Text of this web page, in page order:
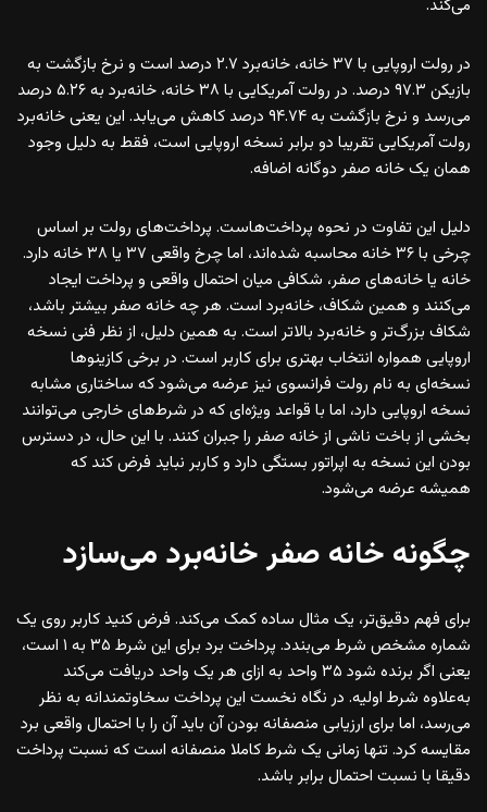
می‌کند.
در رولت اروپایی با ۳۷ خانه، خانه‌برد ۲.۷ درصد است و نرخ بازگشت به
بازیکن ۹۷.۳ درصد. در رولت آمریکایی با ۳۸ خانه، خانه‌برد به ۵.۲۶ درصد
می‌رسد و نرخ بازگشت به ۹۴.۷۴ درصد کاهش می‌یابد. این یعنی خانه‌برد
رولت آمریکایی تقریبا دو برابر نسخه اروپایی است، فقط به دلیل وجود
همان یک خانه صفر دوگانه اضافه.
دلیل این تفاوت در نحوه پرداخت‌هاست. پرداخت‌های رولت بر اساس
چرخی با ۳۶ خانه محاسبه شده‌اند، اما چرخ واقعی ۳۷ یا ۳۸ خانه دارد.
خانه یا خانه‌های صفر، شکافی میان احتمال واقعی و پرداخت ایجاد
می‌کنند و همین شکاف، خانه‌برد است. هر چه خانه صفر بیشتر باشد،
شکاف بزرگ‌تر و خانه‌برد بالاتر است. به همین دلیل، از نظر فنی نسخه
اروپایی همواره انتخاب بهتری برای کاربر است. در برخی کازینوها
نسخه‌ای به نام رولت فرانسوی نیز عرضه می‌شود که ساختاری مشابه
نسخه اروپایی دارد، اما با قواعد ویژه‌ای که در شرط‌های خارجی می‌توانند
بخشی از باخت ناشی از خانه صفر را جبران کنند. با این حال، در دسترس
بودن این نسخه به اپراتور بستگی دارد و کاربر نباید فرض کند که
همیشه عرضه می‌شود.
چگونه خانه صفر خانه‌برد می‌سازد
برای فهم دقیق‌تر، یک مثال ساده کمک می‌کند. فرض کنید کاربر روی یک
شماره مشخص شرط می‌بندد. پرداخت برد برای این شرط ۳۵ به ۱ است،
یعنی اگر برنده شود ۳۵ واحد به ازای هر یک واحد دریافت می‌کند
به‌علاوه شرط اولیه. در نگاه نخست این پرداخت سخاوتمندانه به نظر
می‌رسد، اما برای ارزیابی منصفانه بودن آن باید آن را با احتمال واقعی برد
مقایسه کرد. تنها زمانی یک شرط کاملا منصفانه است که نسبت پرداخت
دقیقا با نسبت احتمال برابر باشد.